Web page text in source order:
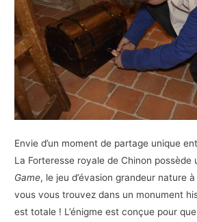
Envie d’un moment de partage unique
La Forteresse royale de Chinon possède
Game, le jeu d’évasion grandeur nature
vous vous trouvez dans un monument
est totale ! L’énigme est conçue pour que